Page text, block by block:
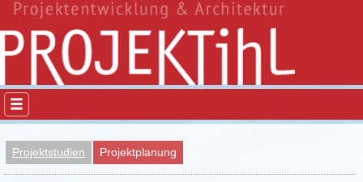
Projektstudien Projektplanung